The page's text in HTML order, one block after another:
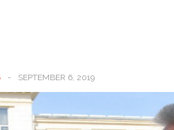
- SEPTEMBER 6, 2019